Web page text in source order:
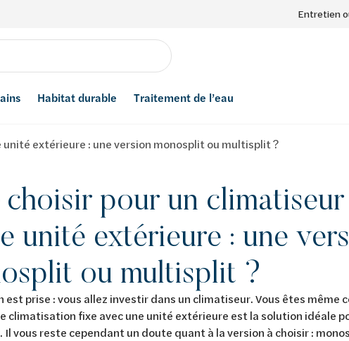
Entretien
Habitat durable Traitement de l’eau
unité extérieure : une version monosplit ou multisplit ?
choisir pour un
unité extérieure : une
ou multisplit ?
est prise : vous allez investir dans un climatiseur. Vous êtes même
climatisation fixe avec une unité extérieure est la solution idéale
Il vous reste cependant un doute quant à la version à choisir :